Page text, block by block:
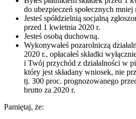
do ubezpieczeń społecznych mniej
Jesteś spółdzielnią socjalną
przed 1 kwietnia 2020 r.
Jesteś osobą duchowną.
Wykonywałeś pozarolniczą
2020 r., opłacałeś składki
i Twój przychód z działalności w
który jest składany wniosek, nie
tj. 300 proc. prognozowanego
brutto za 2020 r.
Pamiętaj, że: